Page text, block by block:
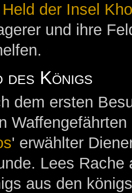
Held der Insel
und ihre
des Königs
dem ersten
Waffengefährten
' erwählter
Lees Rache
aus den